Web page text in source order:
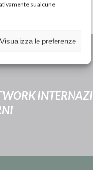
su alcune
Visualizza le preferenze